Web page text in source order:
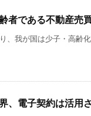
者である不動産売
、我が国は少子・高齢
、電子契約は活用